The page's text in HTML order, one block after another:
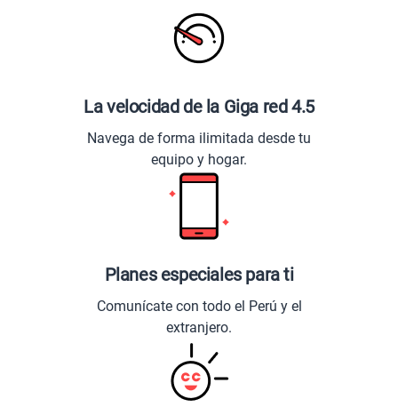
La velocidad de la Giga red 4.5
Navega de forma ilimitada desde tu
equipo y hogar.
Planes especiales para ti
Comunícate con todo el Perú y el
extranjero.